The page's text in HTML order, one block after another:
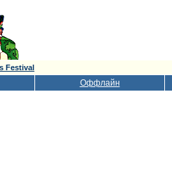
Festival
Оффлайн